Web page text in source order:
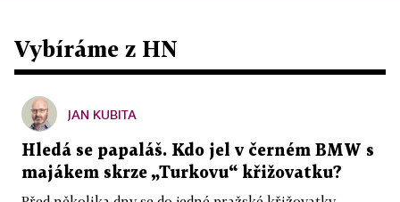
Vybíráme z HN
JAN KUBITA
Hledá se papaláš. Kdo jel v černém BMW s
majákem skrze „Turkovu“ křižovatku?